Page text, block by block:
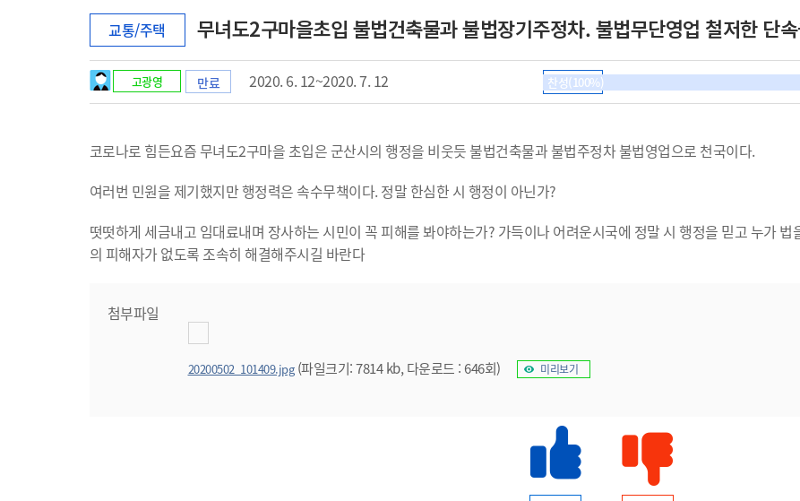
교통/주택 무녀도2구마을초입 불법건축물과 불법장기주정차. 불법무단영업 철저한 단
고광영 만료 2020. 6. 12~2020. 7. 12 찬반형
찬성(100%)
코로나로 힘든요즘 무녀도2구마을 초입은 군산시의 행정을 비웃듯 불법건축물과 불법주정차 불법영업으로 천국이다.
여러번 민원을 제기했지만 행정력은 속수무책이다. 정말 한심한 시 행정이 아닌가?
떳떳하게 세금내고 임대료내며 장사하는 시민이 꼭 피해를 봐야하는가? 가득이나 어려운시국에 정말 시 행정을 믿고 누가
의 피해자가 없도록 조속히 해결해주시길 바란다
첨부파일
20200502_101409.jpg (파일크기: 7814 kb, 다운로드 : 646회) 미리보기